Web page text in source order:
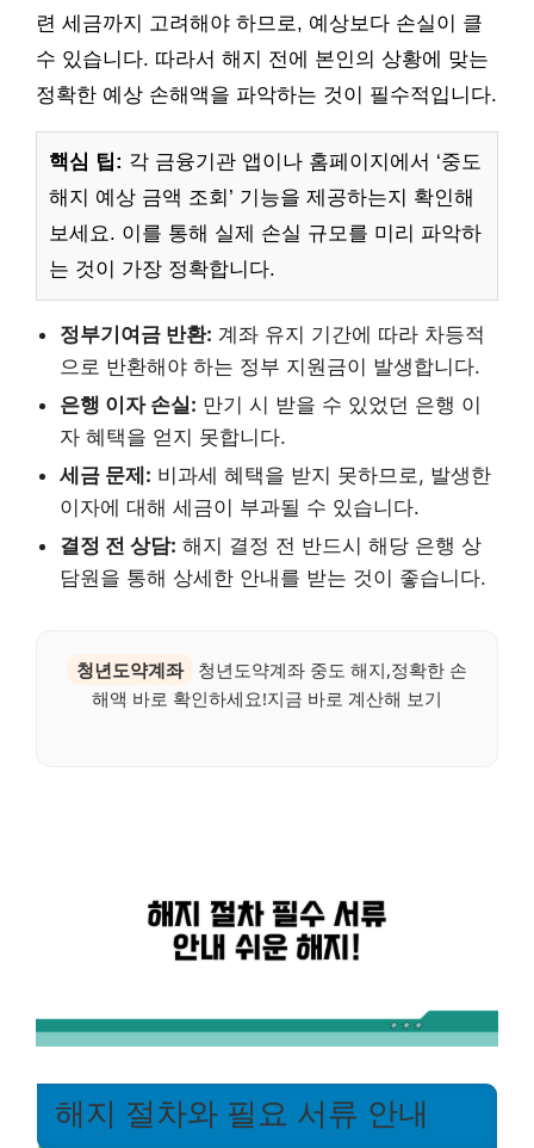
련 세금까지 고려해야 하므로, 예상보다 손실이 클
수 있습니다. 따라서 해지 전에 본인의 상황에 맞는
정확한 예상 손해액을 파악하는 것이 필수적입니다.
핵심 팁: 각 금융기관 앱이나 홈페이지에서 ‘중도
해지 예상 금액 조회’ 기능을 제공하는지 확인해
보세요. 이를 통해 실제 손실 규모를 미리 파악하
는 것이 가장 정확합니다.
정부기여금 반환: 계좌 유지 기간에 따라 차등적
으로 반환해야 하는 정부 지원금이 발생합니다.
은행 이자 손실: 만기 시 받을 수 있었던 은행 이
자 혜택을 얻지 못합니다.
세금 문제: 비과세 혜택을 받지 못하므로, 발생한
이자에 대해 세금이 부과될 수 있습니다.
결정 전 상담: 해지 결정 전 반드시 해당 은행 상
담원을 통해 상세한 안내를 받는 것이 좋습니다.
청년도약계좌
청년도약계좌 중도 해지,정확한 손
해액 바로 확인하세요!지금 바로 계산해 보기
해지 절차와 필요 서류 안내